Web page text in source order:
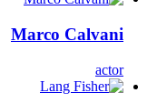
Marco Calvani
actor